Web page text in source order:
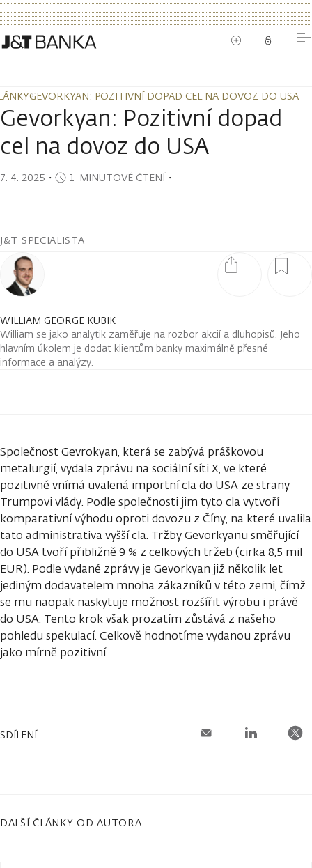
GEVORKYAN: POZITIVNÍ DOPAD CEL NA DOVOZ DO USA
GEVORKYAN: POZITIVNÍ DOPAD CEL NA DOVOZ DO USA
Gevorkyan: Pozitivní dopad
cel na dovoz do USA
7. 4. 2025 ・ 1-MINUTOVÉ ČTENÍ・
J&T SPECIALISTA
WILLIAM GEORGE KUBIK
William se jako analytik zaměřuje na rozbor akcií a dluhopisů. Jeho
hlavním úkolem je dodat klientům banky maximálně přesné
informace a analýzy.
Společnost Gevrokyan, která se zabývá práškovou
metalurgií, vydala zprávu na sociální síti X, ve které
pozitivně vnímá uvalená importní cla do USA ze strany
Trumpovi vlády. Podle společnosti jim tyto cla vytvoří
komparativní výhodu oproti dovozu z Číny, na které uvalila
tato administrativa vyšší cla. Tržby Gevorkyanu směřující
do USA tvoří přibližně 9 % z celkových tržeb (cirka 8,5 mil
EUR). Podle vydané zprávy je Gevorkyan již několik let
jediným dodavatelem mnoha zákazníků v této zemi, čímž
se mu naopak naskytuje možnost rozšířit výrobu i právě
do USA. Tento krok však prozatím zůstává z našeho
pohledu spekulací. Celkově hodnotíme vydanou zprávu
jako mírně pozitivní.
SDÍLENÍ
DALŠÍ ČLÁNKY OD AUTORA